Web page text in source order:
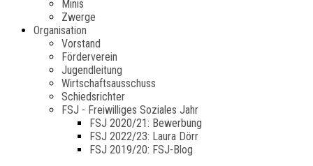
Minis
Zwerge
Organisation
Vorstand
Förderverein
Jugendleitung
Wirtschaftsausschuss
Schiedsrichter
FSJ - Freiwilliges Soziales Jahr
FSJ 2020/21: Bewerbung
FSJ 2022/23: Laura Dörr
FSJ 2019/20: FSJ-Blog